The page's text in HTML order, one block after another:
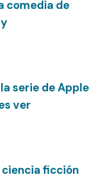
comedia de
serie de Apple
ver
ciencia ficción